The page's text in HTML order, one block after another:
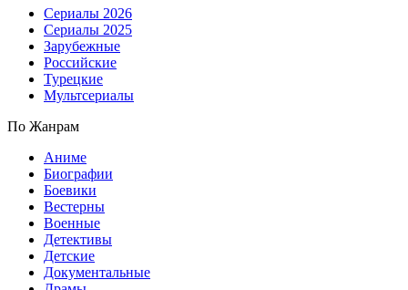
Сериалы 2026
Сериалы 2025
Зарубежные
Российские
Турецкие
Мультсериалы
По Жанрам
Аниме
Биографии
Боевики
Вестерны
Военные
Детективы
Детские
Документальные